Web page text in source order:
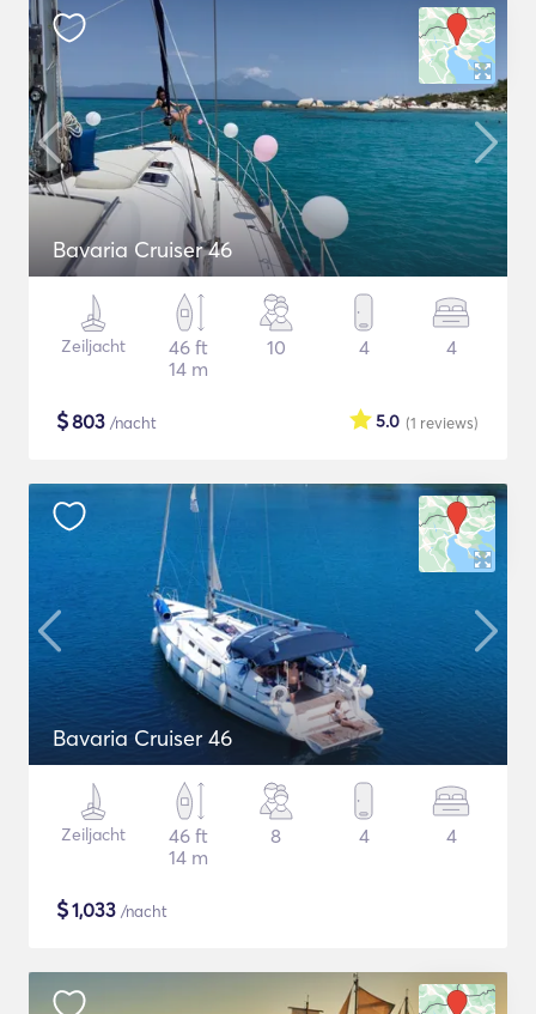
Bavaria Cruiser 46
Zeiljacht
46 ft
14 m
10 4 4
$803 /nacht (1 reviews)
5.0
Bavaria Cruiser 46
Zeiljacht
46 ft
14 m
8 4 4
$1,033 /nacht